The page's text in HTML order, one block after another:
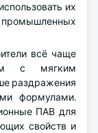
их
всё чаще
с мягким
раздражения
формулами.
ПАВ для
свойств и